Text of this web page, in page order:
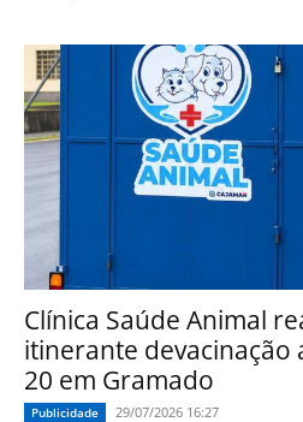
Clínica Saúde Animal
itinerante devacinação
20 em Gramado
Publicidade 29/07/2026 16:27